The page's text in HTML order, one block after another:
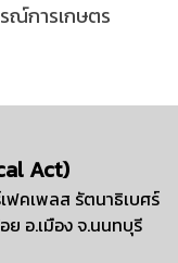
ณ์การเกษตร
Act)
ฟคเพลส รัตนาธิเบศร์
ย อ.เมือง จ.นนทบุรี